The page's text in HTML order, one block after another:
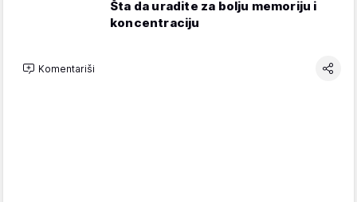
Šta da uradite za bolju memoriju i
koncentraciju
Komentariši